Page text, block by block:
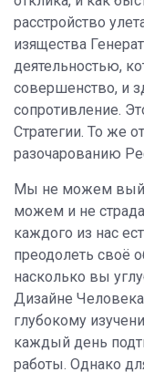
расстройство
изящества
деятельностью,
совершенство, и
сопротивление.
Стратегии. То же
разочарованию
Мы не можем
можем и не
каждого из нас
преодолеть своё
насколько вы
Дизайне
глубокому
каждый день
работы. Однако